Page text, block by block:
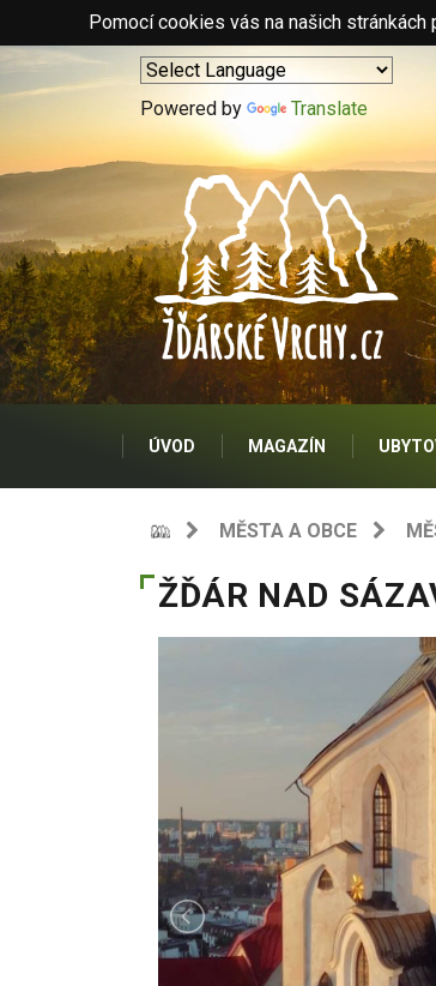
Pomocí cookies vás na našich
Powered by Translate
ÚVOD MAGAZÍN
MĚSTA A OBCE
ŽĎÁR NAD